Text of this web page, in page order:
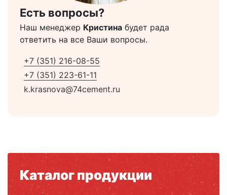
Есть вопросы?
Наш менеджер Кристина будет рада
ответить на все Ваши вопросы.
+7 (351) 216-08-55
+7 (351) 223-61-11
k.krasnova@74cement.ru
Каталог продукции